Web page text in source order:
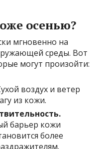
осенью?
мгновенно на
среды. Вот
могут произойти:
воздух и ветер
из кожи.
барьер кожи
более